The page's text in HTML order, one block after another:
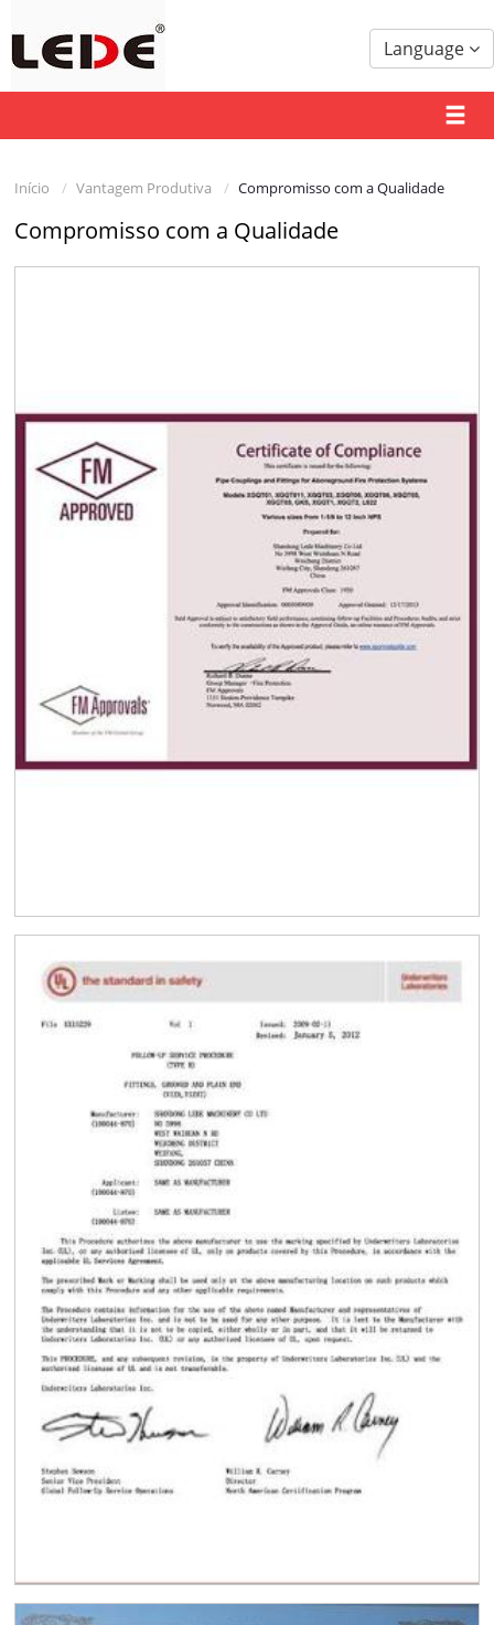
Language
Início Vantagem Produtiva Compromisso com a Qualidade
Compromisso com a Qualidade